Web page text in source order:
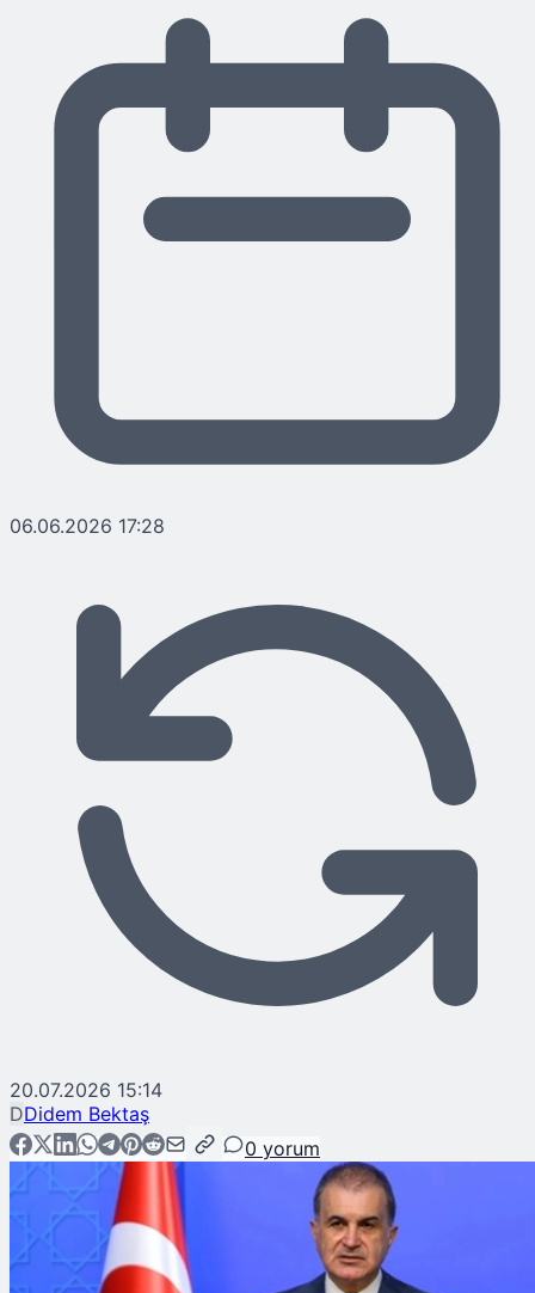
06.06.2026 17:28
20.07.2026 15:14
DDidem Bektaş
0 yorum